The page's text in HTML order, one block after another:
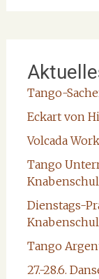
Tango-
Eckart von
Volcada
Tango
Dienstags-
Tango
27.-28.6.